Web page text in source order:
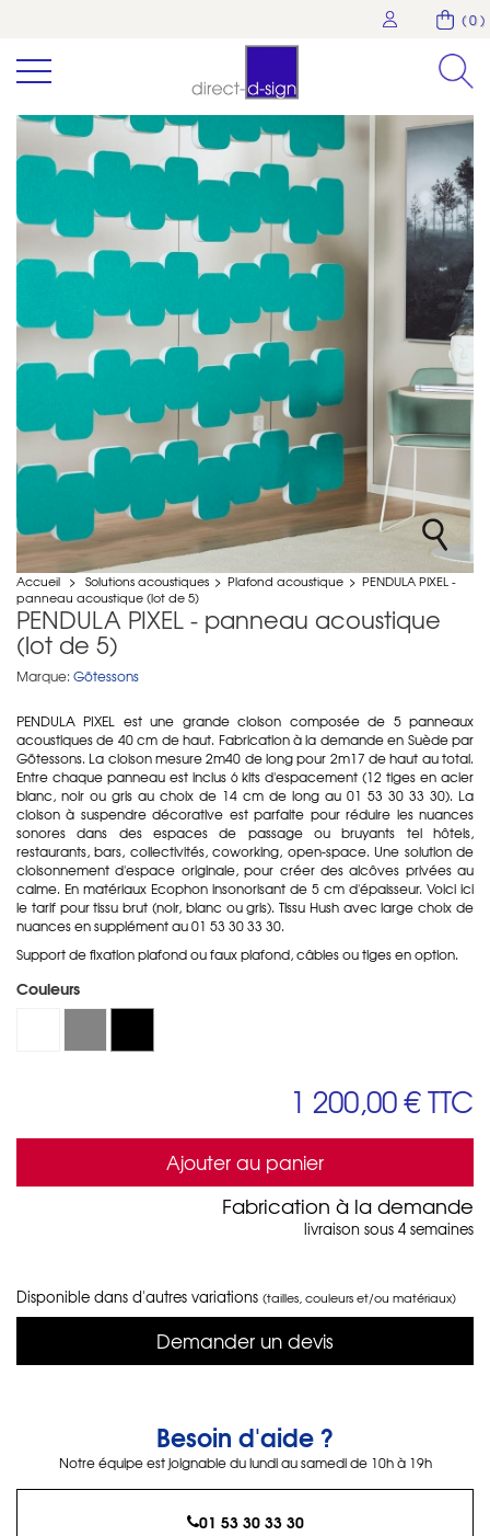
( 0 )
Accueil > Solutions acoustiques > Plafond acoustique > PENDULA PIXEL -
panneau acoustique (lot de 5)
PENDULA PIXEL - panneau acoustique
(lot de 5)
Marque: Götessons
PENDULA PIXEL est une grande cloison composée de 5 panneaux
acoustiques de 40 cm de haut. Fabrication à la demande en Suède par
Götessons. La cloison mesure 2m40 de long pour 2m17 de haut au total.
Entre chaque panneau est inclus 6 kits d'espacement (12 tiges en acier
blanc, noir ou gris au choix de 14 cm de long au 01 53 30 33 30). La
cloison à suspendre décorative est parfaite pour réduire les nuances
sonores dans des espaces de passage ou bruyants tel hôtels,
restaurants, bars, collectivités, coworking, open-space. Une solution de
cloisonnement d'espace originale, pour créer des alcôves privées au
calme. En matériaux Ecophon insonorisant de 5 cm d'épaisseur. Voici ici
le tarif pour tissu brut (noir, blanc ou gris). Tissu Hush avec large choix de
nuances en supplément au 01 53 30 33 30.
Support de fixation plafond ou faux plafond, câbles ou tiges en option.
Couleurs
1 200,00 €TTC
Ajouter au panier
Fabrication à la demande
livraison sous 4 semaines
Disponible dans d'autres variations (tailles, couleurs et/ou matériaux)
Demander un devis
Besoin d'aide ?
Notre équipe est joignable du lundi au samedi de 10h à 19h
01 53 30 33 30